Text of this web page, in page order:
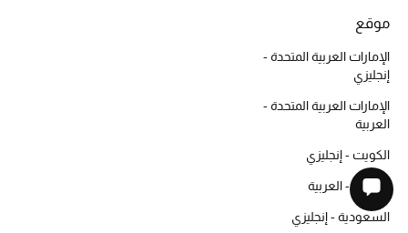
موقع
الإمارات العربية المتحدة -
إنجليزي
الإمارات العربية المتحدة -
العربية
الكويت - إنجليزي
الكويت - العربية
السعودية - إنجليزي